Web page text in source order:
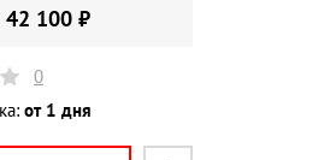
42 100 ₽
0
от 1 дня